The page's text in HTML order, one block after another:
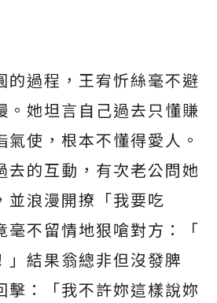
的過程，王宥忻絲毫不避
她坦言自己過去只懂賺
使，根本不懂得愛人。
去的互動，有次老公問她
並浪漫開撩「我要吃
毫不留情地狠嗆對方：「
」結果翁總非但沒發脾
擊：「我不許妳這樣說妳